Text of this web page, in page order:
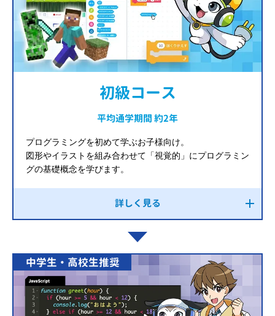
初級コース
平均通学期間 約2年
プログラミングを初めて学ぶお子様向け。
図形やイラストを組み合わせて「視覚的」にプログラミン
グの基礎概念を学びます。
詳しく見る
中学生・高校生推奨